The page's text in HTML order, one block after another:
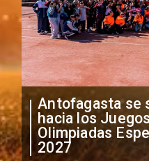
"Falta de
anuncia
irregular de
extranjeros